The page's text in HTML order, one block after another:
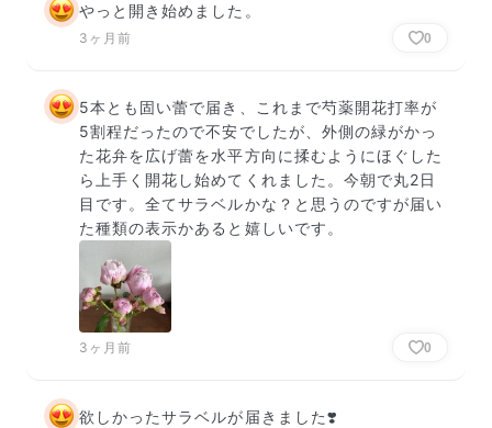
やっと開き始めました。
3ヶ月前 0
5本とも固い蕾で届き、これまで芍薬開花打率が
5割程だったので不安でしたが、外側の緑がかっ
た花弁を広げ蕾を水平方向に揉むようにほぐした
ら上手く開花し始めてくれました。今朝で丸2日
目です。全てサラベルかな？と思うのですが届い
た種類の表示かあると嬉しいです。
3ヶ月前 0
欲しかったサラベルが届きました❣️